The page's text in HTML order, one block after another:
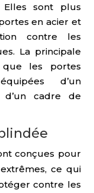
sont plus
en acier et
contre les
La principale
les portes
d’un
cadre de
conçues pour
ce qui
contre les